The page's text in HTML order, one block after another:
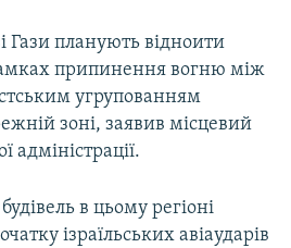
Гази планують відноити
припинення вогню між
угрупованням
зоні, заявив місцевий
адміністрації.
в цьому регіоні
ізраїльських авіаударів